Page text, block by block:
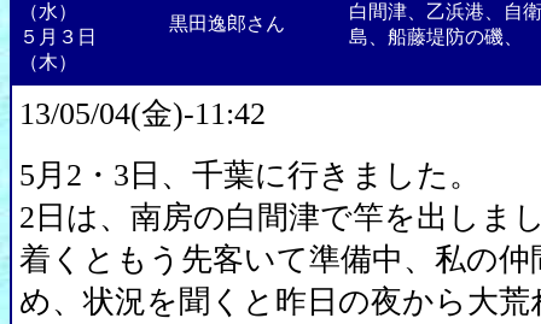
（水）
５月３日
（木）
黒田逸郎さん
白間津、乙浜港、自
島、船藤堤防の磯、
13/05/04(金)-11:42
5月2・3日、千葉に行きました。
2日は、南房の白間津で竿を出しま
着くともう先客いて準備中、私の
め、状況を聞くと昨日の夜から大